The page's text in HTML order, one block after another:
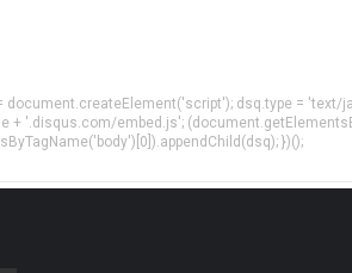
document.createElement('script'); dsq.type = 'text/
+ '.disqus.com/embed.js';
})();